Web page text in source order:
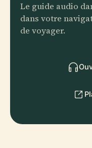
Le guide audio
dans votre
de voyager.